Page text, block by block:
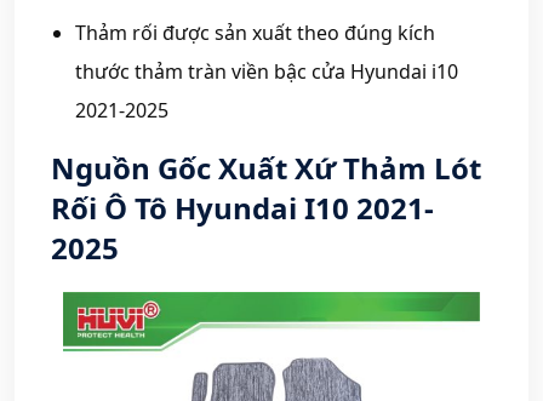
Thảm rối được sản xuất theo đúng kích
thước thảm tràn viền bậc cửa Hyundai i10
2021-2025
Nguồn Gốc Xuất XứThảm Lót
Rối Ô Tô Hyundai I10 2021-
2025